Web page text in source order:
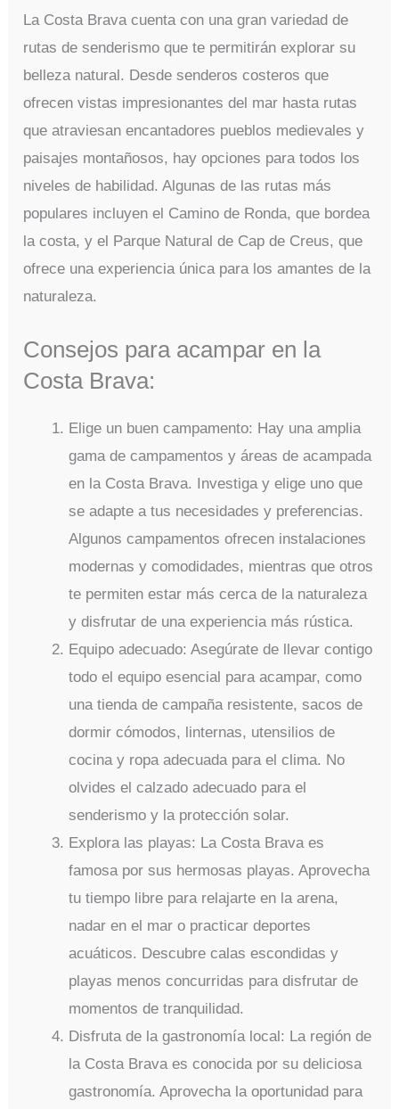
La Costa Brava cuenta con una gran variedad de
rutas de senderismo que te permitirán explorar su
belleza natural. Desde senderos costeros que
ofrecen vistas impresionantes del mar hasta rutas
que atraviesan encantadores pueblos medievales y
paisajes montañosos, hay opciones para todos los
niveles de habilidad. Algunas de las rutas más
populares incluyen el Camino de Ronda, que bordea
la costa, y el Parque Natural de Cap de Creus, que
ofrece una experiencia única para los amantes de la
naturaleza.
Consejos para acampar en la
Costa Brava:
Elige un buen campamento: Hay una amplia
gama de campamentos y áreas de acampada
en la Costa Brava. Investiga y elige uno que
se adapte a tus necesidades y preferencias.
Algunos campamentos ofrecen instalaciones
modernas y comodidades, mientras que otros
te permiten estar más cerca de la naturaleza
y disfrutar de una experiencia más rústica.
Equipo adecuado: Asegúrate de llevar contigo
todo el equipo esencial para acampar, como
una tienda de campaña resistente, sacos de
dormir cómodos, linternas, utensilios de
cocina y ropa adecuada para el clima. No
olvides el calzado adecuado para el
senderismo y la protección solar.
Explora las playas: La Costa Brava es
famosa por sus hermosas playas. Aprovecha
tu tiempo libre para relajarte en la arena,
nadar en el mar o practicar deportes
acuáticos. Descubre calas escondidas y
playas menos concurridas para disfrutar de
momentos de tranquilidad.
Disfruta de la gastronomía local: La región de
la Costa Brava es conocida por su deliciosa
gastronomía. Aprovecha la oportunidad para